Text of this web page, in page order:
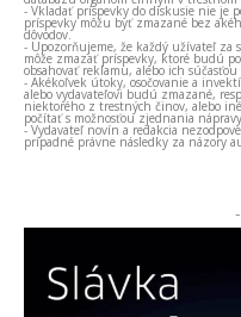
- Vkladať príspevky do diskusie nie je
príspevky môžu byť zmazané bez
dôvodov.
- Upozorňujeme, že každý užívateľ za
môže zmazať príspevky, ktoré budú
obsahovať reklamu, alebo ich
- Akékoľvek útoky, osočovanie a
alebo vydavateľovi budú zmazané,
niektorého z trestných činov, alebo
počítať s možnosťou zjednania
- Vydavateľ novín a redakcia
prípadné právne následky za názory